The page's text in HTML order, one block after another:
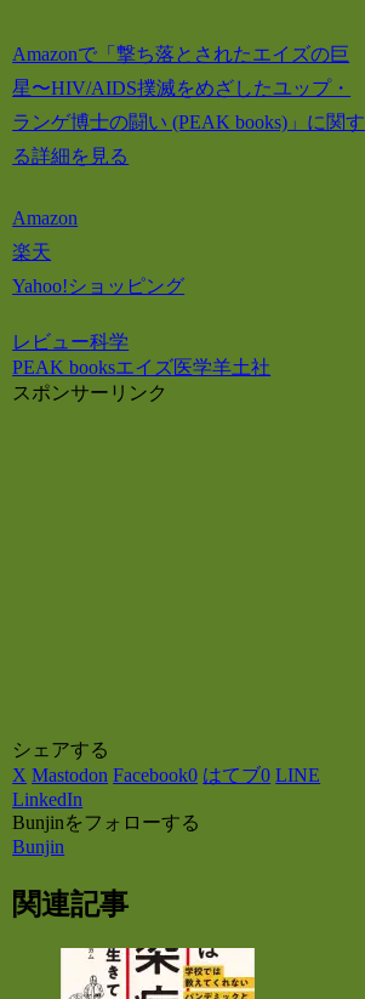
Amazonで「撃ち落とされたエイズの巨
星〜HIV/AIDS撲滅をめざしたユップ・
ランゲ博士の闘い (PEAK books)」に関す
る詳細を見る
Amazon
楽天
Yahoo!ショッピング
レビュー科学
PEAK booksエイズ医学羊土社
スポンサーリンク
シェアする
X Mastodon Facebook0 はてブ0 LINE
LinkedIn
Bunjinをフォローする
Bunjin
関連記事